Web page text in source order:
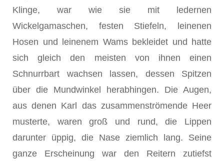
Klinge, war wie sie mit ledernen
Wickelgamaschen, festen Stiefeln, leinenen
Hosen und leinenem Wams bekleidet und hatte
sich gleich den meisten von ihnen einen
Schnurrbart wachsen lassen, dessen Spitzen
über die Mundwinkel herabhingen. Die Augen,
aus denen Karl das zusammenströmende Heer
musterte, waren groß und rund, die Lippen
darunter üppig, die Nase ziemlich lang. Seine
ganze Er­scheinung war den Reitern zutiefst